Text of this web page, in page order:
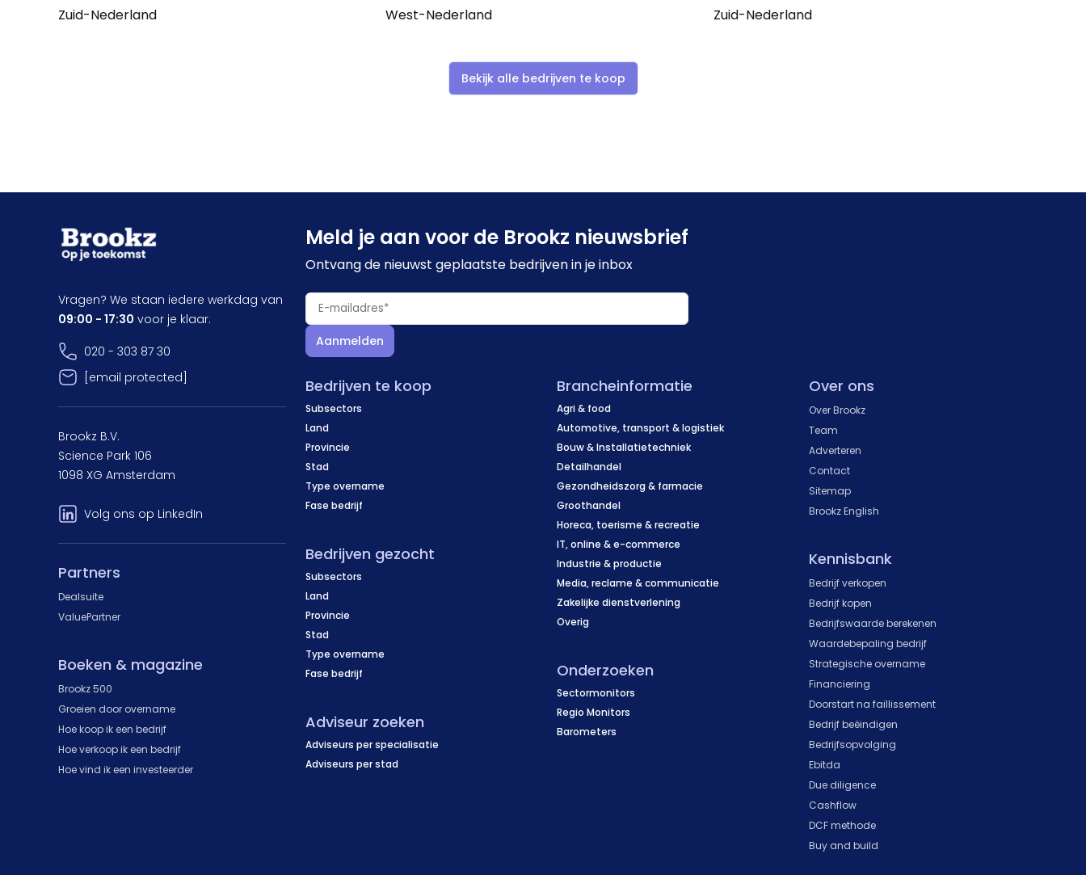
Zuid-Nederland West-Nederland Zuid-Nederland
Bekijk alle bedrijven te koop
Meld je aan voor de Brookz nieuwsbrief
Ontvang de nieuwst geplaatste bedrijven in je inbox
Aanmelden
Bedrijven te koop
Subsectors
Land
Provincie
Stad
Type overname
Fase bedrijf
Bedrijven gezocht
Subsectors
Land
Provincie
Stad
Type overname
Fase bedrijf
Adviseur zoeken
Adviseurs per specialisatie
Adviseurs per stad
Brancheinformatie
Agri & food
Automotive, transport & logistiek
Bouw & Installatietechniek
Detailhandel
Gezondheidszorg & farmacie
Groothandel
Horeca, toerisme & recreatie
IT, online & e-commerce
Industrie & productie
Media, reclame & communicatie
Zakelijke dienstverlening
Overig
Onderzoeken
Sectormonitors
Regio Monitors
Barometers
Over ons
Over Brookz
Team
Adverteren
Contact
Sitemap
Brookz English
Kennisbank
Bedrijf verkopen
Bedrijf kopen
Bedrijfswaarde berekenen
Waardebepaling bedrijf
Strategische overname
Financiering
Doorstart na faillissement
Bedrijf beëindigen
Bedrijfsopvolging
Ebitda
Due diligence
Cashflow
DCF methode
Buy and build
Vragen? We staan iedere werkdag van
09:00 - 17:30 voor je klaar.
020 - 303 87 30
[email protected]
Brookz B.V.
Science Park 106
1098 XG Amsterdam
Volg ons op LinkedIn
Partners
Dealsuite
ValuePartner
Boeken & magazine
Brookz 500
Groeien door overname
Hoe koop ik een bedrijf
Hoe verkoop ik een bedrijf
Hoe vind ik een investeerder